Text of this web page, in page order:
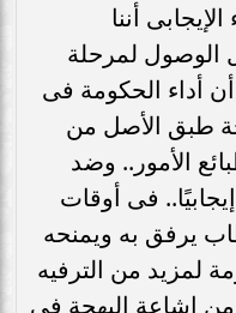
أننا
الوصول لمرحلة
أداء الحكومة فى
طبق الأصل من
الأمور.. وضد
فى أوقات
يرفق به ويمنحه
لمزيد من الترفيه
إشاعة البهجة فى